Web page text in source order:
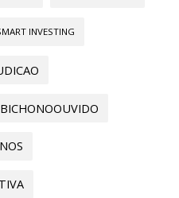
INVESTING
BICHONOOUVIDO